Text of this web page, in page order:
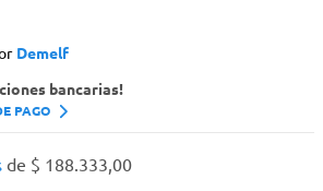
Demelf
bancarias!
PAGO
de $ 188.333,00